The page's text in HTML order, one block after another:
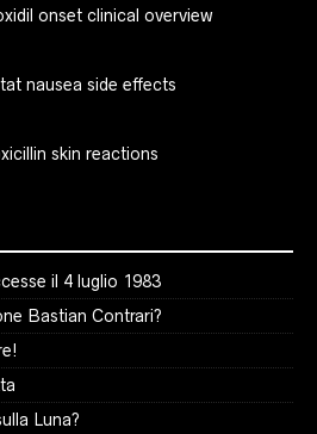
onset clinical overview
nausea side effects
skin reactions
il 4 luglio 1983
Bastian Contrari?
Luna?